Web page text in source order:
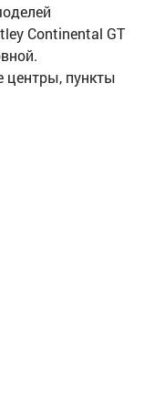
Continental GT
центры, пункты